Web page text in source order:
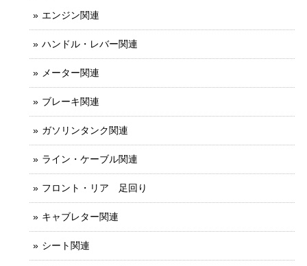
エンジン関連
ハンドル・レバー関連
メーター関連
ブレーキ関連
ガソリンタンク関連
ライン・ケーブル関連
フロント・リア 足回り
キャブレター関連
シート関連